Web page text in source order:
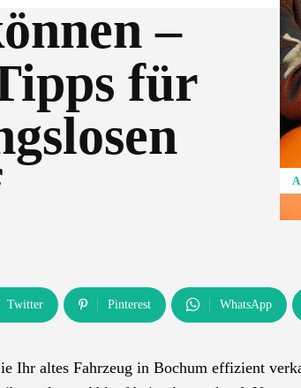
–
für
Twitter Pinterest WhatsApp
Ihr altes Fahrzeug in Bochum effizient